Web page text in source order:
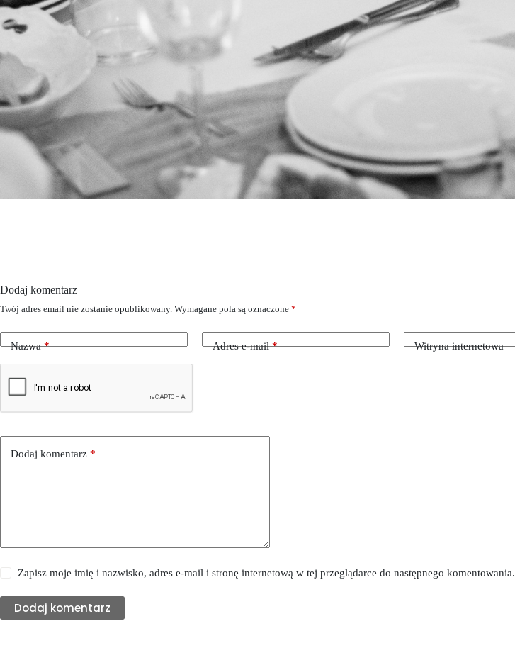
Dodaj komentarz
Twój adres email nie zostanie opublikowany. Wymagane pola są oznaczone *
Nazwa* Adres e-mail* Witryna internetowa
Dodaj komentarz *
Zapisz moje imię i nazwisko, adres e-mail i stronę internetową w tej przeglądarce do następnego komentowania.
Dodaj komentarz